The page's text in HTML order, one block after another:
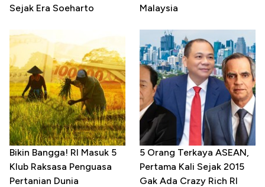
Sejak Era Soeharto Malaysia
Bikin Bangga! RI Masuk 5
Klub Raksasa Penguasa
Pertanian Dunia
5 Orang Terkaya ASEAN,
Pertama Kali Sejak 2015
Gak Ada Crazy Rich RI